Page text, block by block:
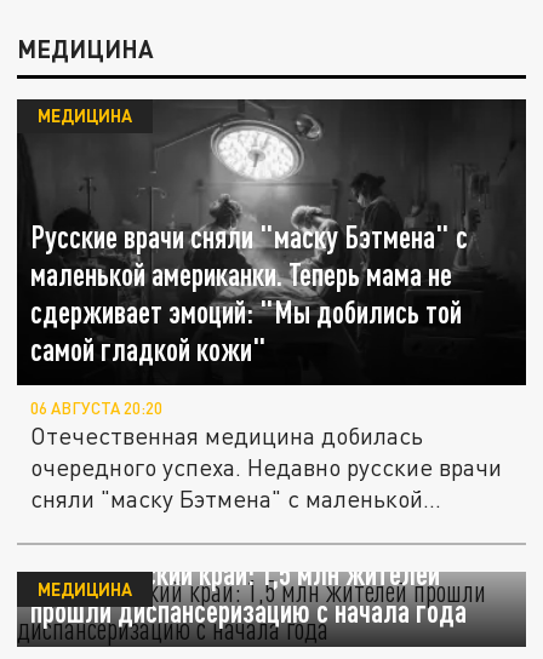
МЕДИЦИНА
Русские врачи сняли "маску Бэтмена" с
маленькой американки. Теперь мама не
сдерживает эмоций: "Мы добились той
самой гладкой кожи"
МЕДИЦИНА
06 АВГУСТА 20:20
Отечественная медицина добилась
очередного успеха. Недавно русские врачи
сняли "маску Бэтмена" с маленькой...
Краснодарский край: 1,5 млн жителей
прошли диспансеризацию с начала года
МЕДИЦИНА